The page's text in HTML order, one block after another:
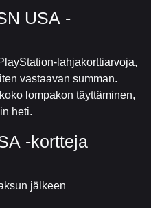
USA -
lahjakorttiarvoja,
vastaavan summan.
lompakon täyttäminen,
heti.
-kortteja
jälkeen